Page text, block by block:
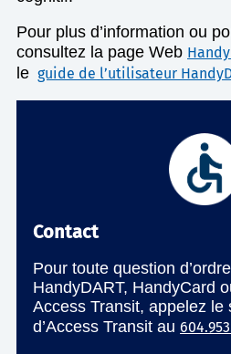
Pour plus d’information ou
consultez la page Web
le guide de l’utilisateur
Contact
Pour toute question
HandyDART, HandyCard
Access Transit, appelez le
d’Access Transit au